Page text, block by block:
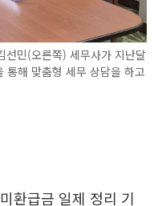
민(오른쪽) 세무사가 지난달
통해 맞춤형 세무 상담을 하고
환급금 일제 정리 기